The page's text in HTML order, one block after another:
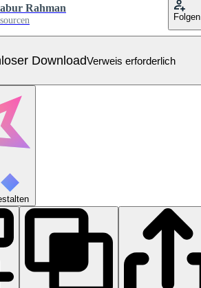
Rahman
Folgen
DownloadVerweis erforderlich